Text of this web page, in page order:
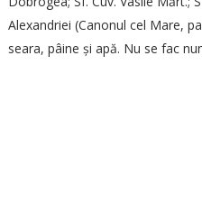
Alexandriei (Canonul cel Mare,
seara, pâine și apă. Nu se fac